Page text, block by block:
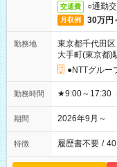
交通費 ○通勤
月収例 30万円
勤務地
東京都千代田区
大手町(東京都)
●NTTグルー
勤務時間 ★9:00～17:30
期間 2026年9月～
特徴 履歴書不要 /